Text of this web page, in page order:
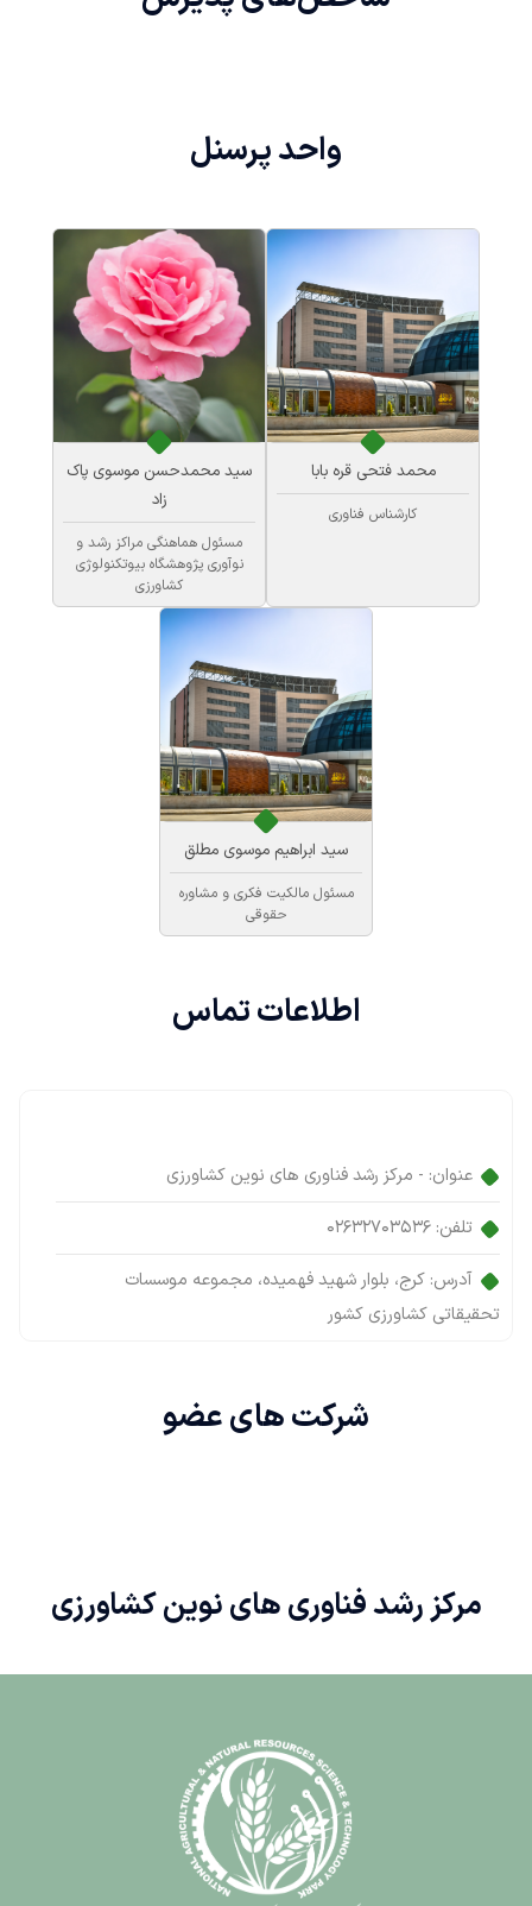
واحدپرسنل
سید محمدحسن موسوی پاک
زاد
مسئول هماهنگی مراکز رشد و
نوآوری پژوهشگاه بیوتکنولوژی
کشاورزی
محمد فتحی قره بابا
کارشناس فناوری
سید ابراهیم موسوی مطلق
مسئول مالکیت فکری و مشاوره
حقوقی
اطلاعاتتماس
عنوان: - مرکز رشد فناوری های نوین کشاورزی
تلفن: 02632703536
آدرس: کرج، بلوار شهید فهمیده، مجموعه موسسات
تحقیقاتی کشاورزی کشور
شرکت هایعضو
مرکز رشد فناوری های نوین کشاورزی